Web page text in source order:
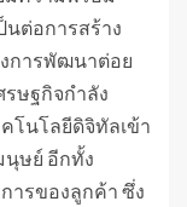
นต่อการสร้าง
การพัฒนาต่อย
รษฐกิจกำลัง
โนโลยีดิจิทัลเข้า
นุษย์ อีกทั้ง
ารของลูกค้า ซึ่ง